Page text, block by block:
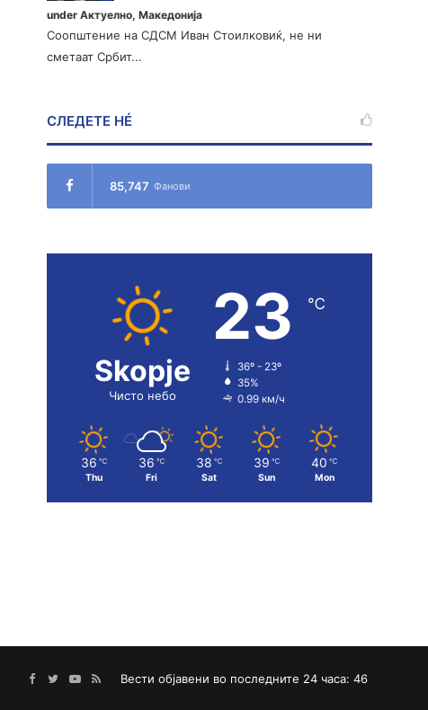
underАктуелно,Македонија
Соопштение на СДСМ Иван Стоилковиќ, не ни
сметаат Србит...
СЛЕДЕТЕ НÉ
85,747 Фанови
Skopje
Чисто небо
23 ℃
36º - 23º
35%
0.99 км/ч
36 ℃
Thu
36 ℃
Fri
38 ℃
Sat
39 ℃
Sun
40 ℃
Mon
Вести објавени во последните 24 часа: 46
Facebook
TwitterYouTube
RSS